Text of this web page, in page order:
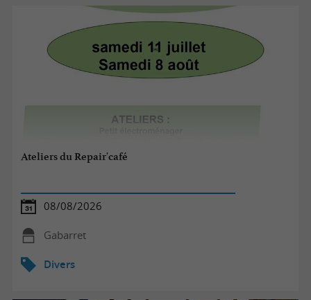
Ateliers du Repair'café
08/08/2026
Gabarret
Divers